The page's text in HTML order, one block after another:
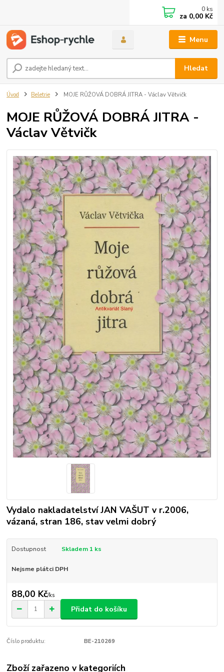
Menu
Hledat
0 ks
za 0,00 Kč
Úvod Beletrie MOJE RŮŽOVÁ DOBRÁ JITRA - Václav Větvičk
MOJE RŮŽOVÁ DOBRÁ JITRA -
Václav Větvičk
Vydalo nakladatelství JAN VAŠUT v r.2006,
vázaná, stran 186, stav velmi dobrý
Dostupnost Skladem 1 ks
Nejsme plátci DPH
88,00 Kč/ks
Přidat do košíku
Číslo produktu: BE-210269
Zboží zařazeno v kategoriích